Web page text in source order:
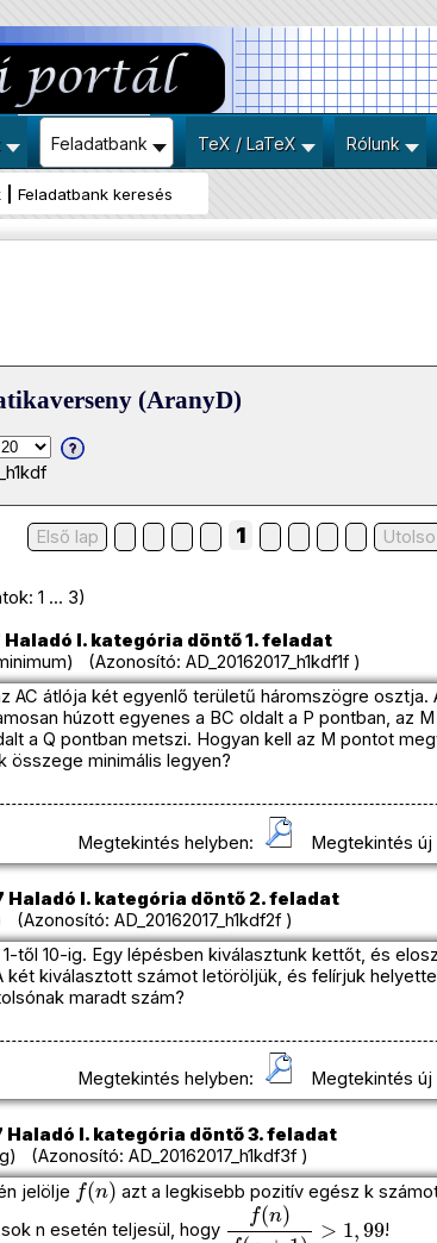
Feladatbank TeX / LaTeX Rólunk
Feladatbank keresés
(AranyD)
Első lap 1
1 ... 3)
Haladó I. kategória döntő 1. feladat
(Azonosító: AD_20162017_h1kdf1f )
AC átlója két egyenlő területű háromszögre osztja.
húzott egyenes a BC oldalt a P pontban, az
a Q pontban metszi. Hogyan kell az M pontot
összege minimális legyen?
Megtekintés helyben: Megtekintés új
Haladó I. kategória döntő 2. feladat
AD_20162017_h1kdf2f )
től 10-ig. Egy lépésben kiválasztunk kettőt, és
két kiválasztott számot letöröljük, és felírjuk
maradt szám?
Megtekintés helyben: Megtekintés új
Haladó I. kategória döntő 3. feladat
(Azonosító: AD_20162017_h1kdf3f )
jelölje
f(n)
azt a legkisebb pozitív egész k
n esetén teljesül, hogy
n)f(n ,99
!